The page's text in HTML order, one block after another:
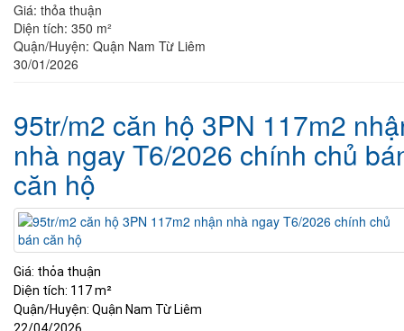
Giá: thỏa thuận
Diện tích: 350 m²
Quận/Huyện: Quận Nam Từ Liêm
30/01/2026
95tr/m2 căn hộ 3PN 117m2
nhà ngay T6/2026 chính chủ
căn hộ
Giá: thỏa thuận
Diện tích: 117 m²
Quận/Huyện: Quận Nam Từ Liêm